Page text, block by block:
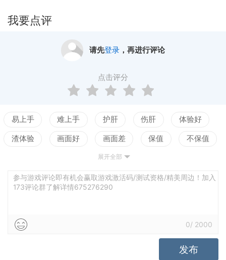
我要点评
请先登录，再进行评论
点击评分
易上手 难上手 护肝 伤肝 体验好
渣体验 画面好 画面差 保值 不保值
测试
展开全部
参与游戏评论即有机会赢取游戏激活码/测试资格/精美周边！加入
173评论群了解详情675276290
0/ 2000
发布